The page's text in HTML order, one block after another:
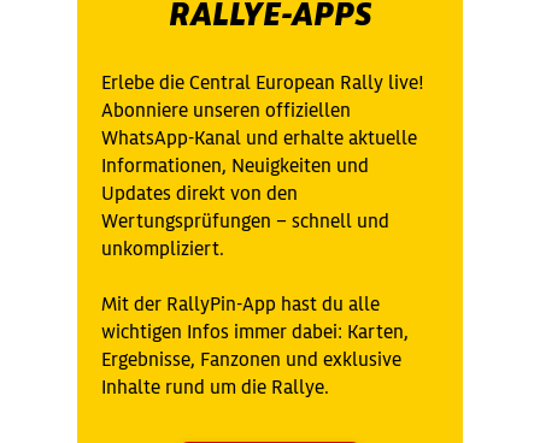
RALLYE-APPS
Erlebe die Central European Rally live!
Abonniere unseren offiziellen
WhatsApp-Kanal und erhalte aktuelle
Informationen, Neuigkeiten und
Updates direkt von den
Wertungsprüfungen – schnell und
unkompliziert.
Mit der RallyPin-App hast du alle
wichtigen Infos immer dabei: Karten,
Ergebnisse, Fanzonen und exklusive
Inhalte rund um die Rallye.